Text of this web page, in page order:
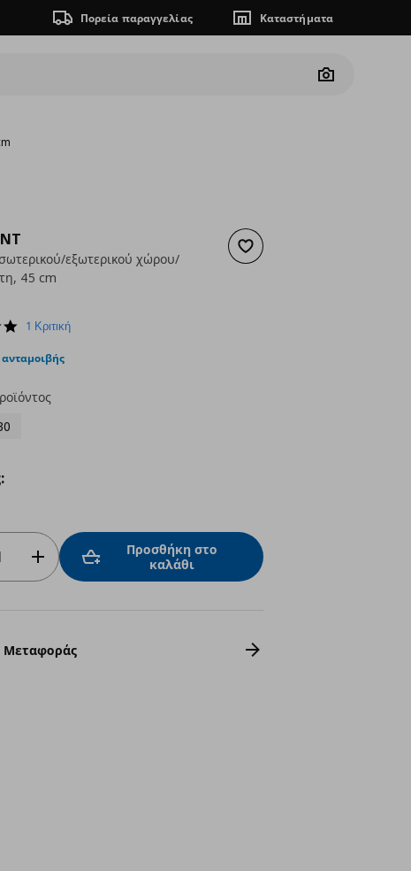
Πορεία παραγγελίας Καταστήματα
Camera
Προσθήκη στα αγαπημένα
εξωτερικού χώρου/
45 cm
τιμή
5.0
rating
1 Κριτική
Προσθήκη στο
καλάθι
Μεταφοράς